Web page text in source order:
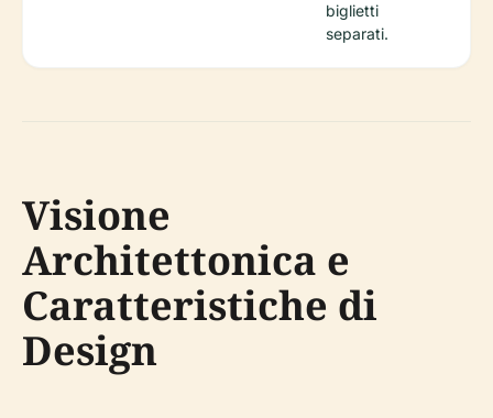
biglietti
separati.
Visione
Architettonica e
Caratteristiche di
Design